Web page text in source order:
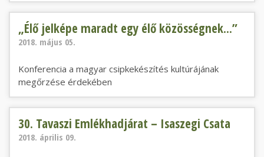
„Élő jelképe maradt egy élő közösségnek...”
„Élő jelképe maradt egy élő közösségnek...”
2018. május 05.
Konferencia a magyar csipkekészítés kultúrájának
megőrzése érdekében
30. Tavaszi Emlékhadjárat – Isaszegi Csata
2018. április 09.